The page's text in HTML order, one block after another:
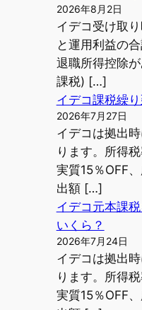
2026年8月2日
イデコ受け取
と運用利益の
退職所得控除
課税) […]
イデコ課税繰
2026年7月27日
イデコは拠出
ります。所得
実質15％OFF
出額 […]
イデコ元本課
いくら？
2026年7月24日
イデコは拠出
ります。所得
実質15％OFF